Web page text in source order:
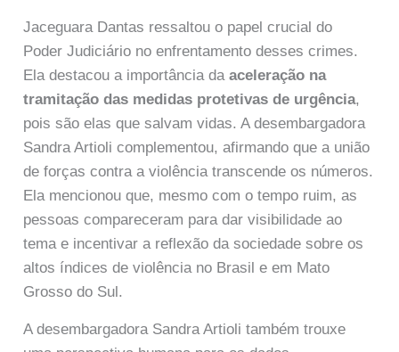
Jaceguara Dantas ressaltou o papel crucial do
Poder Judiciário no enfrentamento desses crimes.
Ela destacou a importância daaceleração na
tramitação das medidas protetivas de urgência,
pois são elas que salvam vidas. A desembargadora
Sandra Artioli complementou, afirmando que a união
de forças contra a violência transcende os números.
Ela mencionou que, mesmo com o tempo ruim, as
pessoas compareceram para dar visibilidade ao
tema e incentivar a reflexão da sociedade sobre os
altos índices de violência no Brasil e em Mato
Grosso do Sul.
A desembargadora Sandra Artioli também trouxe